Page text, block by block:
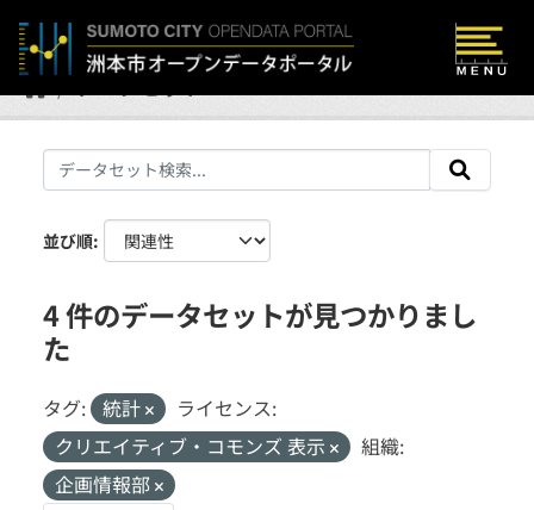
並び順
4 件のデータセットが見つかりまし
た
タグ: 統計
ライセンス:
クリエイティブ・コモンズ 表示
組織:
企画情報部